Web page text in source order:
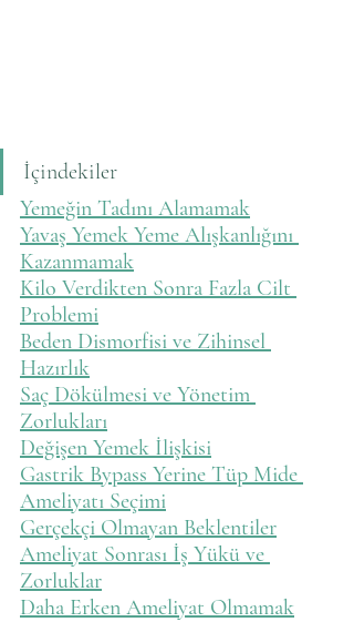
İçindekiler
Yemeğin Tadını Alamamak
Yavaş Yemek Yeme Alışkanlığını
Kazanmamak
Kilo Verdikten Sonra Fazla Cilt
Problemi
Beden Dismorfisi ve Zihinsel
Hazırlık
Saç Dökülmesi ve Yönetim
Zorlukları
Değişen Yemek İlişkisi
Gastrik Bypass Yerine Tüp Mide
Ameliyatı Seçimi
Gerçekçi Olmayan Beklentiler
Ameliyat Sonrası İş Yükü ve
Zorluklar
Daha Erken Ameliyat Olmamak